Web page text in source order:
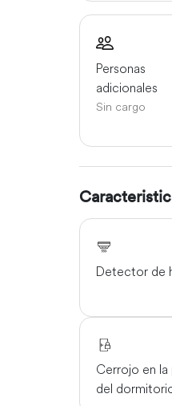
Personas
adicionales
Sin cargo
Detector de
Cerrojo en la
del